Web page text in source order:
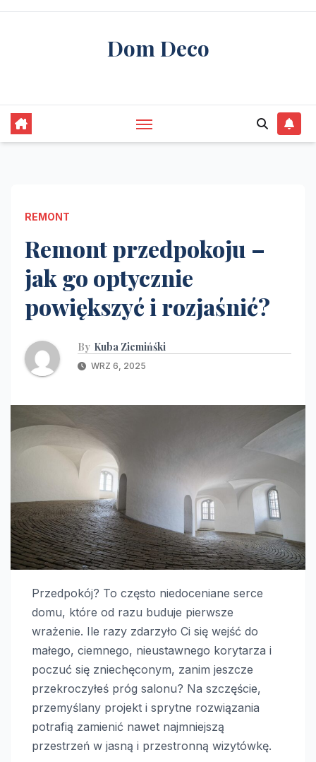
Skip
Dom Deco
REMONT
Remont przedpokoju –
jak go optycznie
powiększyć i rozjaśnić?
By Kuba Ziemińśki
WRZ 6, 2025
Przedpokój? To często niedoceniane serce
domu, które od razu buduje pierwsze
wrażenie. Ile razy zdarzyło Ci się wejść do
małego, ciemnego, nieustawnego korytarza i
poczuć się zniechęconym, zanim jeszcze
przekroczyłeś próg salonu? Na szczęście,
przemyślany projekt i sprytne rozwiązania
potrafią zamienić nawet najmniejszą
przestrzeń w jasną i przestronną wizytówkę.